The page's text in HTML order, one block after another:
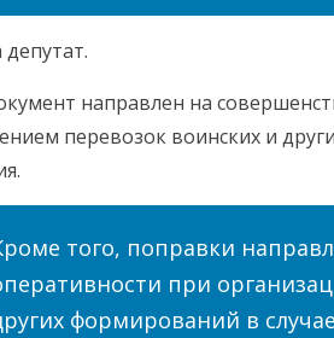
направлен на
перевозок воинских и
того, поправки
при
формирований в